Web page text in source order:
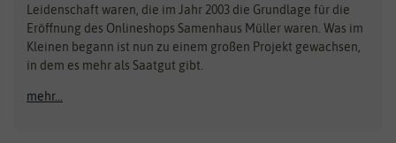
Kataloge
Schnäppchen
Anzucht & Gartenzubehör
Anzuchtschalen
Blumicorn
Bûten Birds
Fertil
Flora Elite
Leidenschaft waren, die im Jahr 2003 die Grundlage für die
Eröffnung des Onlineshops Samenhaus Müller waren. Was im
Kleinen begann ist nun zu einem großen Projekt gewachsen,
in dem es mehr als Saatgut gibt.
mehr...